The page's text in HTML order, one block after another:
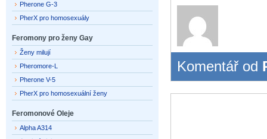
Komentář od
Pherone G-3
PherX pro homosexuály
Feromony pro ženy Gay
Ženy milují
Pheromore-L
Pherone V-5
PherX pro homosexuální ženy
Feromonové Oleje
Alpha A314